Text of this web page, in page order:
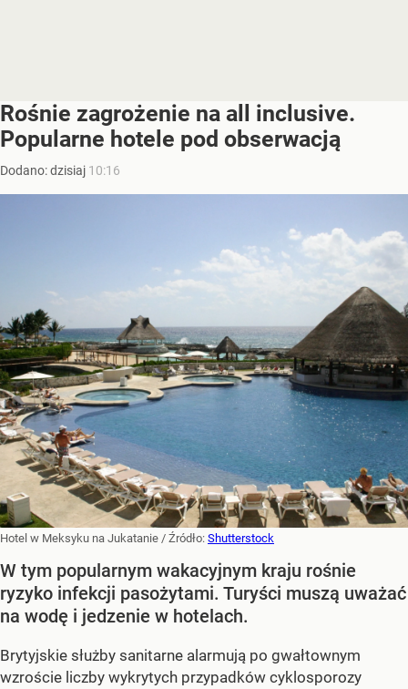
Rośnie zagrożenie na all inclusive.
Popularne hotele pod obserwacją
Dodano:dzisiaj 10:16
Hotel w Meksyku na Jukatanie / Źródło: Shutterstock
W tym popularnym wakacyjnym kraju rośnie
ryzyko infekcji pasożytami. Turyści muszą uważać
na wodę i jedzenie w hotelach.
Brytyjskie służby sanitarne alarmują po gwałtownym
wzroście liczby wykrytych przypadków cyklosporozy